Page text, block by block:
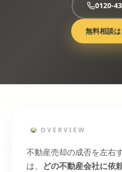
0120-
無料相談
OVERVIEW
不動産売却の成否を左右
は、 どの不動産会社に依